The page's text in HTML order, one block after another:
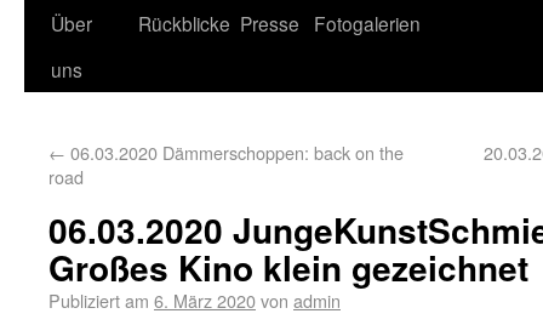
Über
uns
Rückblicke Presse Fotogalerien
← 06.03.2020 Dämmerschoppen: back on the
road
06.03.2020
Großes Kino klein gezeichnet
Publiziert am 6. März 2020von admin